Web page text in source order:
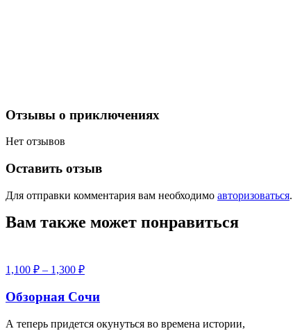
Отзывы о приключениях
Нет отзывов
Оставить отзыв
Для отправки комментария вам необходимо авторизоваться.
Вам также может понравиться
1,100 ₽ – 1,300 ₽
Обзорная Сочи
А теперь придется окунуться во времена истории,